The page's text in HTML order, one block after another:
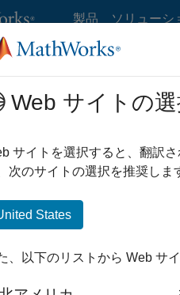
製品 ソリューシ
採用情報
求人検索 オフィス所在地 学生
絞り込
Web サイトの選
サイトを選択すると、翻訳
次のサイトの選択を推奨しま
States
、以下のリストから Web サ